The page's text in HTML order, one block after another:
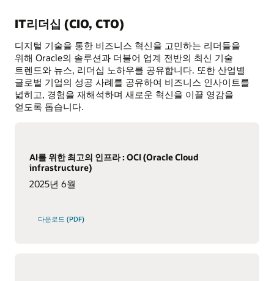
IT리더십 (CIO, CTO)
디지털 기술을 통한 비즈니스 혁신을 고민하는 리더들을
위해 Oracle의 솔루션과 더불어 업계 전반의 최신 기술
트렌드와 뉴스, 리더십 노하우를 공유합니다. 또한 산업별
글로벌 기업의 성공 사례를 공유하여 비즈니스 인사이트를
넓히고, 경험을 재해석하며 새로운 혁신을 이끌 영감을
얻도록 돕습니다.
AI를 위한 최고의 인프라 : OCI (Oracle Cloud
infrastructure)
2025년 6월
다운로드 (PDF)